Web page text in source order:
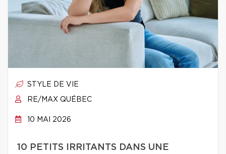
STYLE DE VIE
RE/MAX QUÉBEC
10 MAI 2026
10 PETITS IRRITANTS DANS UNE